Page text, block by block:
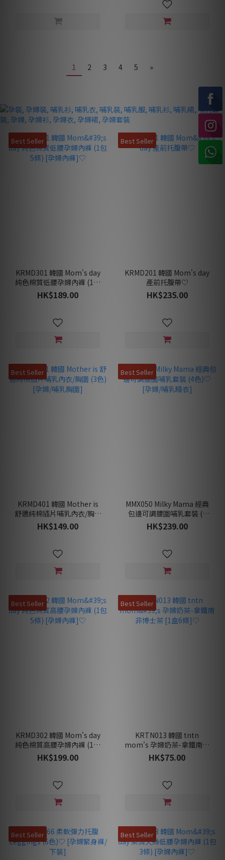
1 2 3 4 5 »
Best Seller
KRMD301 韓國 Mom's day
純色棉質低腰孕婦內褲 (1包
5條) [孕婦內褲]♡
HK$189.00
Best Seller
KRMD201 韓國 Mom's day
產前托腹帶♡
HK$235.00
Best Seller
KRMD401 韓國 Mother is
舒適純棉插片哺乳內衣/胸圍
(3色) [孕婦/哺乳胸圍]
HK$149.00
Best Seller
MMX050 Milky Mama 經典
包邊可調腰圍哺乳套裝 (4
色)♡ [孕婦/哺乳睡衣]
HK$239.00
Best Seller
KRMD302 韓國 Mom's day
純色棉質高腰孕婦內褲 (1包
5條) [孕婦內褲]♡
HK$199.00
Best Seller
KRTN013 韓國 tntn
mom's 孕婦奶茶-拿鐵南非
博士茶 [1盒6條]♡
HK$75.00
Best Seller Best Seller